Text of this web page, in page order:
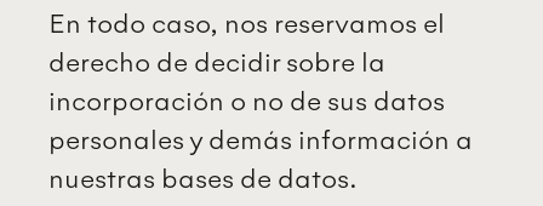
En todo caso, nos reservamos el
derecho de decidir sobre la
incorporación o no de sus datos
personales y demás información a
nuestras bases de datos.